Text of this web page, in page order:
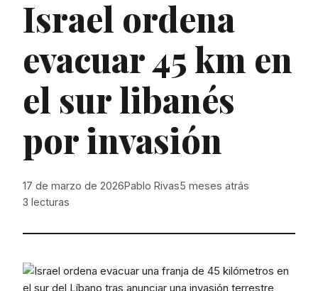
Israel ordena
evacuar 45 km en
el sur libanés
por invasión
17 de marzo de 2026Pablo Rivas5 meses atrás
3 lecturas